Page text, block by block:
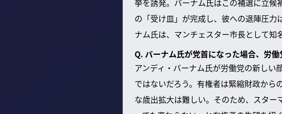
挙を誘発。バーナム氏はこの補選に立
の「受け皿」が完成し、彼への退陣圧
ナム氏は、マンチェスター市長として知
Q. バーナム氏が党首になった場合、労
アンディ・バーナム氏が労働党の新し
ではないだろう。有権者は緊縮財政か
な歳出拡大は難しい。そのため、スタ